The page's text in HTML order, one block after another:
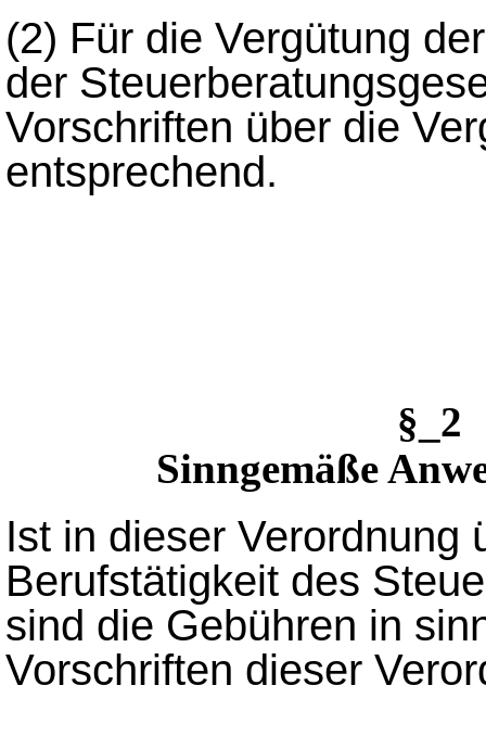
(2) Für die Vergütung
der
Vorschriften über die
entsprechend.
§_2
Sinngemäße
Ist in dieser Verordnung
Berufstätigkeit des
sind die Gebühren in
Vorschriften dieser